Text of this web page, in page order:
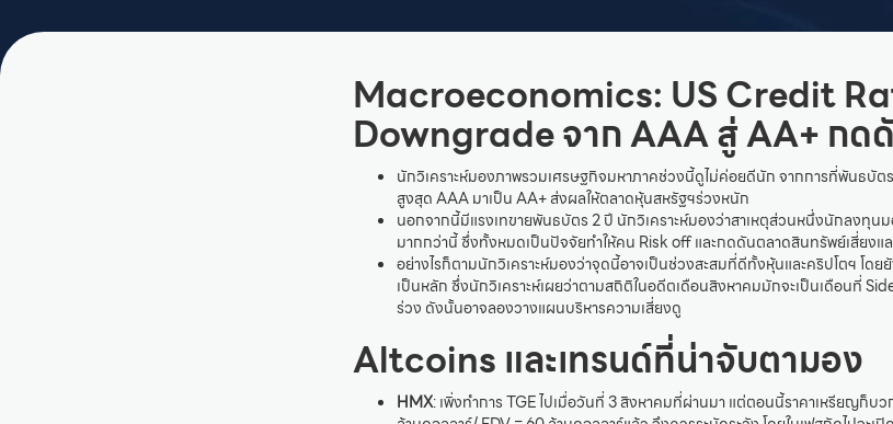
Macroeconomics: US Credit
Downgrade จาก AAA สู่ AA+กด
นักวิเคราะห์มองภาพรวมเศรษฐกิจมหาภาคช่วงนี้ดูไม่ค่อยดีนัก จากการที่พันธบั
สูงสุด AAA มาเป็น AA+ ส่งผลให้ตลาดหุ้นสหรัฐฯร่วงหนัก
นอกจากนี้มีแรงเทขายพันธบัตร 2 ปี นักวิเคราะห์มองว่าสาเหตุส่วนหนึ่งนักลงทุน
มากกว่านี้ ซึ่งทั้งหมดเป็นปัจจัยทำให้คน Risk off และกดดันตลาดสินทรัพย์เสี่ยงแ
อย่างไรก็ตามนักวิเคราะห์มองว่าจุดนี้อาจเป็นช่วงสะสมที่ดีทั้งหุ้นและคริปโตฯ โด
เป็นหลัก ซึ่งนักวิเคราะห์เผยว่าตามสถิติในอดีตเดือนสิงหาคมมักจะเป็นเดือนที่
ร่วง ดังนั้นอาจลองวางแผนบริหารความเสี่ยงดู
Altcoins และเทรนด์ที่น่าจับตามอง
HMX: เพิ่งทำการ TGE ไปเมื่อวันที่ 3 สิงหาคมที่ผ่านมา แต่ตอนนี้ราคาเหรียญก็บ